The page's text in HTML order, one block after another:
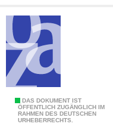
q
i
t
y
m
m
t
r
n
DAS DOKUMENT IST
ÖFFENTLICH ZUGÄNGLICH IM
RAHMEN DES DEUTSCHEN
URHEBERRECHTS.